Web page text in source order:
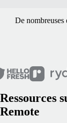
De nombreuses
Ressources
Remote